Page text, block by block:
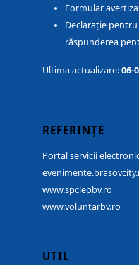
Formular
Declarație
răspunderea
Ultima actualizare:06-
REFERINȚE
Portal servicii
www.spclepbv.ro
www.voluntarbv.ro
UTIL